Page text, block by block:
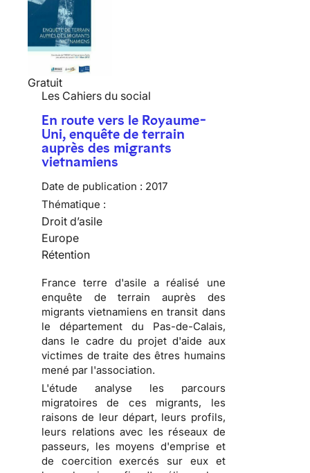
Gratuit
Les Cahiers du social
En route vers le Royaume-
Uni, enquête de terrain
auprès des migrants
vietnamiens
Date de publication : 2017
Thématique :
Droit d’asile
Europe
Rétention
France terre d'asile a réalisé une
enquête de terrain auprès des
migrants vietnamiens en transit dans
le département du Pas-de-Calais,
dans le cadre du projet d'aide aux
victimes de traite des êtres humains
mené par l'association.
L'étude analyse les parcours
migratoires de ces migrants, les
raisons de leur départ, leurs profils,
leurs relations avec les réseaux de
passeurs, les moyens d'emprise et
de coercition exercés sur eux et